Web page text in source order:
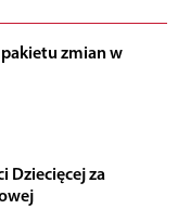
zmian w
Dziecięcej za